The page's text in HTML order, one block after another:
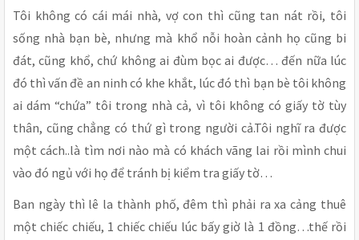
Tôi không có cái mái nhà, vợ con thì cũng tan nát rồi, tôi
sống nhà bạn bè, nhưng mà khổ nỗi hoàn cảnh họ cũng bi
đát, cũng khổ, chứ không ai đùm bọc ai được… đến nữa lúc
đó thì vấn đề an ninh có khe khắt, lúc đó thì bạn bè tôi không
ai dám “chứa” tôi trong nhà cả, vì tôi không có giấy tờ tùy
thân, cũng chẳng có thứ gì trong người cả.Tôi nghĩ ra được
một cách..là tìm nơi nào mà có khách vãng lai rồi mình chui
vào đó ngủ với họ để tránh bị kiểm tra giấy tờ…
Ban ngày thì lê la thành phố, đêm thì phải ra xa cảng thuê
một chiếc chiếu, 1 chiếc chiếu lúc bấy giờ là 1 đồng…thế rồi